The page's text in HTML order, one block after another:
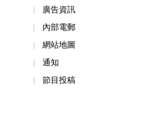
廣告資訊
內部電郵
網站地圖
通知
節目投稿